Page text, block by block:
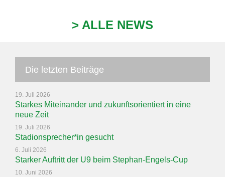
> ALLE NEWS
Die letzten Beiträge
19. Juli 2026
Starkes Miteinander und zukunftsorientiert in eine
neue Zeit
19. Juli 2026
Stadionsprecher*in gesucht
6. Juli 2026
Starker Auftritt der U9 beim Stephan-Engels-Cup
10. Juni 2026